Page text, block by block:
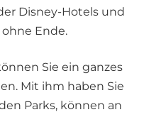
Disney-Hotels und
Ende.
Sie ein ganzes
Mit ihm haben Sie
Parks, können an